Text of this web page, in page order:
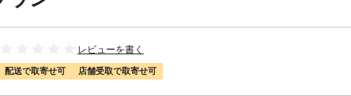
レビューを書く
配送で取寄せ可 店舗受取で取寄せ可